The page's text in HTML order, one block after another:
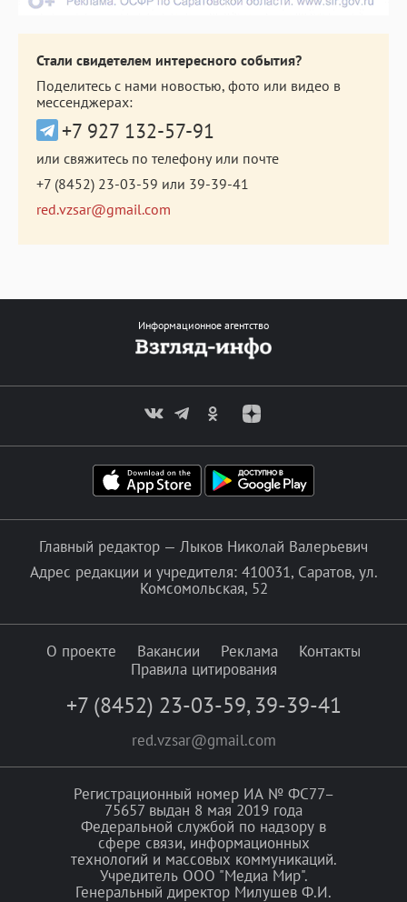
Стали свидетелем интересного события?
Поделитесь с нами новостью, фото или видео в
мессенджерах:
+7 927 132-57-91
или свяжитесь по телефону или почте
+7 (8452) 23-03-59 или 39-39-41
red.vzsar@gmail.com
Информационное агентство
Главный редактор — Лыков Николай Валерьевич
Адрес редакции и учредителя: 410031, Саратов, ул.
Комсомольская, 52
О проекте Вакансии Реклама
Контакты
Правила цитирования
+7 (8452) 23-03-59, 39-39-41
red.vzsar@gmail.com
Регистрационный номер ИА № ФС77–
75657 выдан 8 мая 2019 года
Федеральной службой по надзору в
сфере связи, информационных
технологий и массовых коммуникаций.
Учредитель ООО "Медиа Мир".
Генеральный директор Милушев Ф.И.